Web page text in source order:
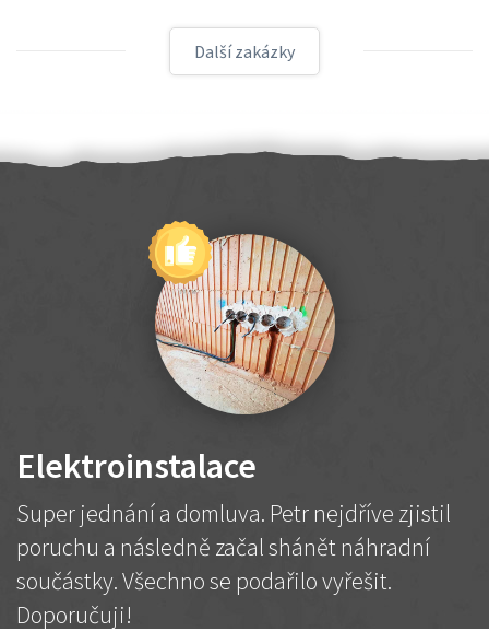
Další zakázky
Elektroinstalace
Super jednání a domluva. Petr nejdříve zjistil
poruchu a následně začal shánět náhradní
součástky. Všechno se podařilo vyřešit.
Doporučuji!